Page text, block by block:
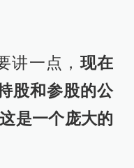
讲一点，现在
股和参股的公
是一个庞大的